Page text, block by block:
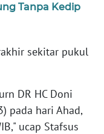
Tanpa Kedip
sekitar pukul
DR HC Doni
pada hari Ahad,
ucap Stafsus